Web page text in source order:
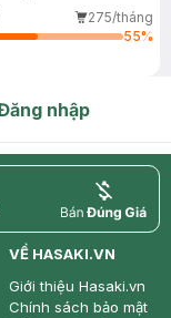
275/tháng
55%
nhập
price
VỀ HASAKI.VN
Giới thiệu Hasaki.vn
Chính sách bảo mật